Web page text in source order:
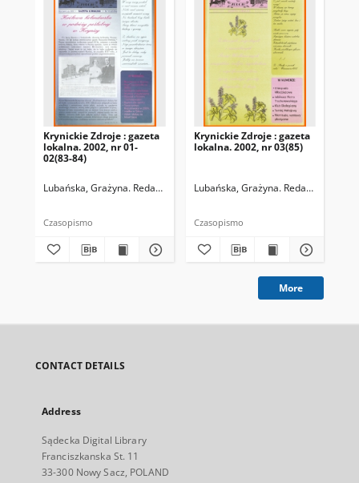
Krynickie Zdroje : gazeta
lokalna. 2002, nr 01-
02(83-84)
Lubańska, Grażyna. Redaktor naczelny
Czasopismo
Krynickie Zdroje : gazeta
lokalna. 2002, nr 03(85)
Lubańska, Grażyna. Redaktor
Czasopismo
More
CONTACT DETAILS
Address
Sądecka Digital Library
Franciszkanska St. 11
33-300 Nowy Sacz, POLAND